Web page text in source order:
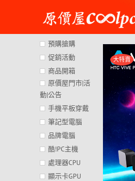
content
大特賣
預購搶購
促銷活動
商品開箱
原價屋門市|活
動|公告
手機平板穿戴
筆記型電腦
品牌電腦
酷!PC主機
處理器CPU
顯示卡GPU